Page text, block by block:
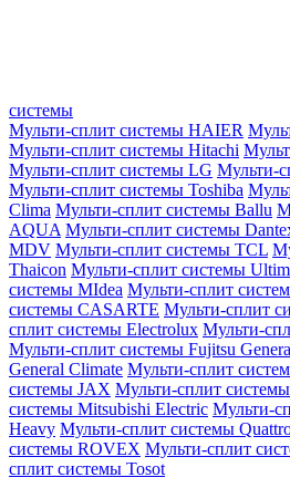
системы
Мульти-сплит системы HAIER
Мульти-сплит системы Hitachi
Мульти-сплит системы LG Мульти-
Мульти-сплит системы Toshiba
Clima Мульти-сплит системы Ballu
AQUA Мульти-сплит системы
MDV Мульти-сплит системы TCL
Thaicon Мульти-сплит системы
системы MIdea Мульти-сплит
системы CASARTE Мульти-сплит
сплит системы Electrolux Мульти-
Мульти-сплит системы Fujitsu
General Climate Мульти-сплит
системы JAX Мульти-сплит
системы Mitsubishi Electric Мульти-
Heavy Мульти-сплит системы
системы ROVEX Мульти-сплит
сплит системы Tosot